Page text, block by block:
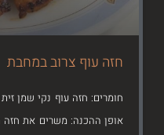
חזה עוף צרוב במחבת
חומרים: חזה עוף נקי שמן
אופן ההכנה: משרים את חזה